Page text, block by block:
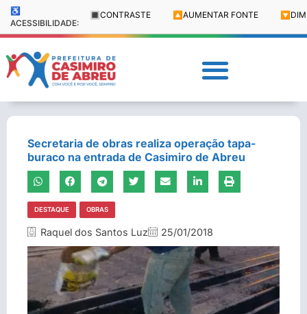
♿
ACESSIBILIDADE:
🔳 CONTRASTE 🔼 AUMENTAR FONTE 🔽
Secretaria de obras realiza operação tapa-
buraco na entrada de Casimiro de Abreu
DESTAQUE OBRAS
Raquel dos Santos Luz 25/01/2018